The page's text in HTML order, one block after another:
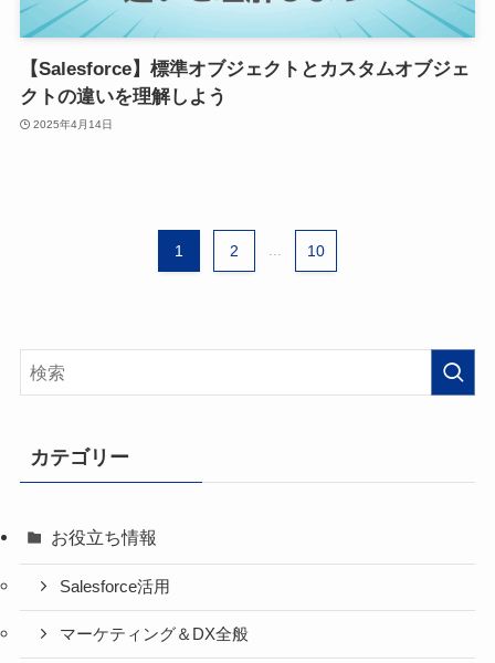
【Salesforce】標準オブジェクトとカスタムオブジェ
クトの違いを理解しよう
2025年4月14日
1 2 10
カテゴリー
お役立ち情報
Salesforce活用
マーケティング＆DX全般